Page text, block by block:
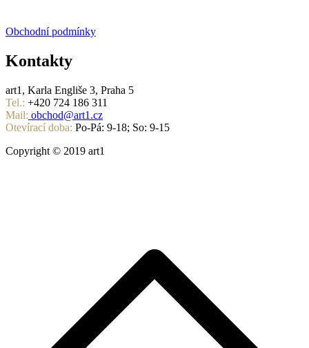
Obchodní podmínky
Kontakty
art1, Karla Engliše 3, Praha 5
Tel.: +420 724 186 311
Mail: obchod@art1.cz
Otevírací doba: Po-Pá: 9-18; So: 9-15
Copyright © 2019 art1